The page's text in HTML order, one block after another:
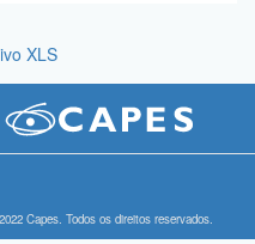
XLS
Capes. Todos os direitos reservados.